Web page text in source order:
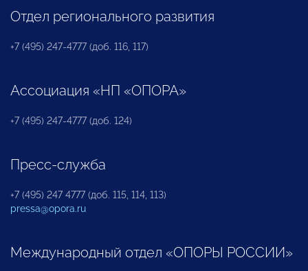
Отдел регионального развития
+7 (495) 247-4777 (доб. 116, 117)
Ассоциация «НП «ОПОРА»
+7 (495) 247-4777 (доб. 124)
Пресс-служба
+7 (495) 247 4777 (доб. 115, 114, 113)
pressa@opora.ru
Международный отдел «ОПОРЫ РОССИИ»